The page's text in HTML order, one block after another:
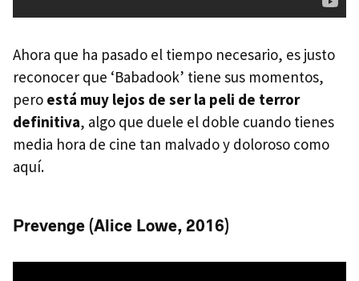
Ahora que ha pasado el tiempo necesario, es justo
reconocer que ‘Babadook’ tiene sus momentos,
pero está muy lejos de ser la peli de terror
definitiva, algo que duele el doble cuando tienes
media hora de cine tan malvado y doloroso como
aquí.
Prevenge (Alice Lowe, 2016)